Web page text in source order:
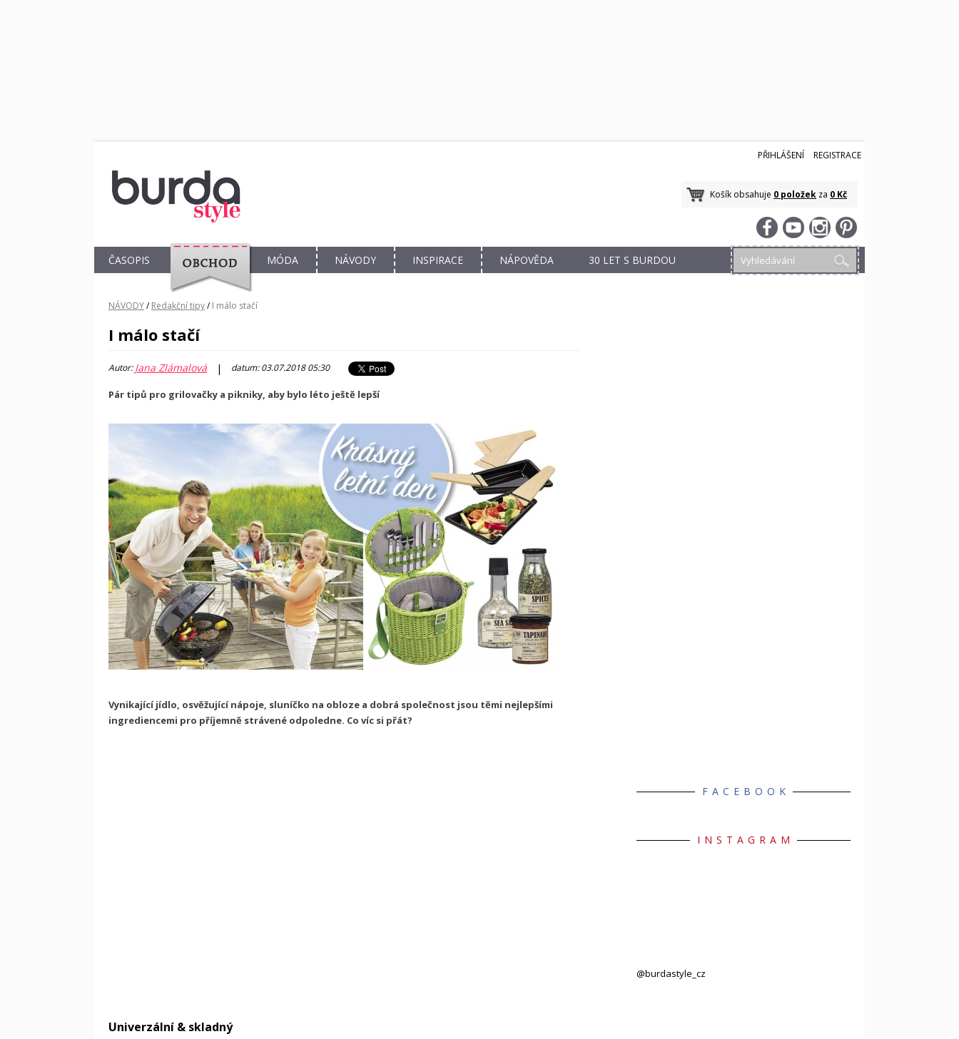
PŘIHLÁŠENÍ REGISTRACE
Košík obsahuje 0 položek za 0 Kč
ČASOPIS
OBCHOD
MÓDA NÁVODY INSPIRACE NÁPOVĚDA 30 LET S BURDOU
NÁVODY/ Redakční tipy/ I málo stačí
I málo stačí
Autor:Jana Zlámalová | datum: 03.07.2018 05:30
Pár tipů pro grilovačky a pikniky, aby bylo léto ještě lepší
Vynikající jídlo, osvěžující nápoje, sluníčko na obloze a dobrá společnost jsou těmi nejlepšími
ingrediencemi pro příjemně strávené odpoledne. Co víc si přát?
Univerzální & skladný
FACEBOOK
INSTAGRAM
@burdastyle_cz